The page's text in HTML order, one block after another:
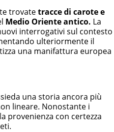
trovatetracce di carote e
Medio Oriente antico. La
interrogativi sul contesto
ulteriormente il
una manifattura europea
una storia ancora più
lineare. Nonostante i
provenienza con certezza